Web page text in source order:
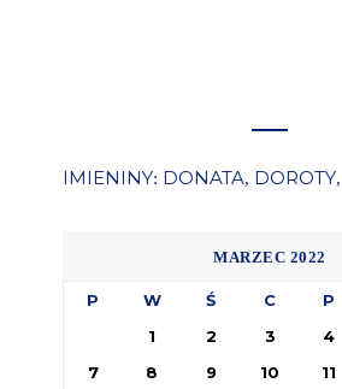
IMIENINY: DONATA, DOROTY,
MARZEC 2022
P W Ś C P
1
2 3 4
7
8 9 10 11